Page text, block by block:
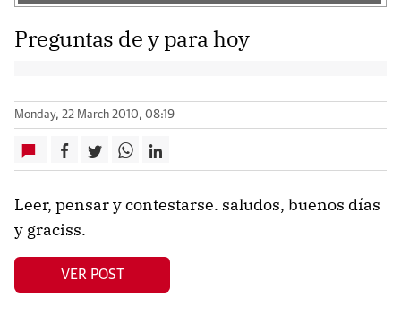
Preguntas de y para hoy
Monday, 22 March 2010, 08:19
Leer, pensar y contestarse. saludos, buenos días
y graciss.
VER POST